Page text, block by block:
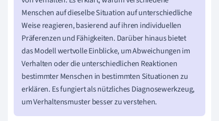
Menschen auf dieselbe Situation auf unterschiedliche
Weise reagieren, basierend auf ihren individuellen
Präferenzen und Fähigkeiten. Darüber hinaus bietet
das Modell wertvolle Einblicke, um Abweichungen im
Verhalten oder die unterschiedlichen Reaktionen
bestimmter Menschen in bestimmten Situationen zu
erklären. Es fungiert als nützliches Diagnosewerkzeug,
um Verhaltensmuster besser zu verstehen.